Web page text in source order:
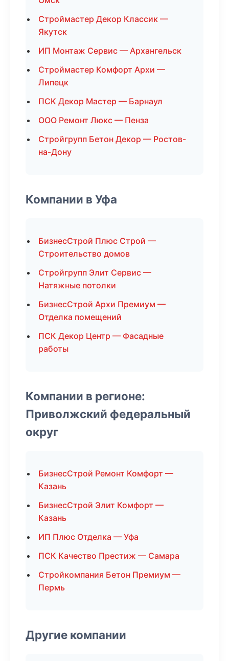
Строймастер Декор Классик —
Якутск
ИП Монтаж Сервис — Архангельск
Строймастер Комфорт Архи —
Липецк
ПСК Декор Мастер — Барнаул
ООО Ремонт Люкс — Пенза
Стройгрупп Бетон Декор — Ростов-
на-Дону
Компании в Уфа
БизнесСтрой Плюс Строй —
Строительство домов
Стройгрупп Элит Сервис —
Натяжные потолки
БизнесСтрой Архи Премиум —
Отделка помещений
ПСК Декор Центр — Фасадные
работы
Компании в регионе:
Приволжский федеральный
округ
БизнесСтрой Ремонт Комфорт —
Казань
БизнесСтрой Элит Комфорт —
Казань
ИП Плюс Отделка — Уфа
ПСК Качество Престиж — Самара
Стройкомпания Бетон Премиум —
Пермь
Другие компании